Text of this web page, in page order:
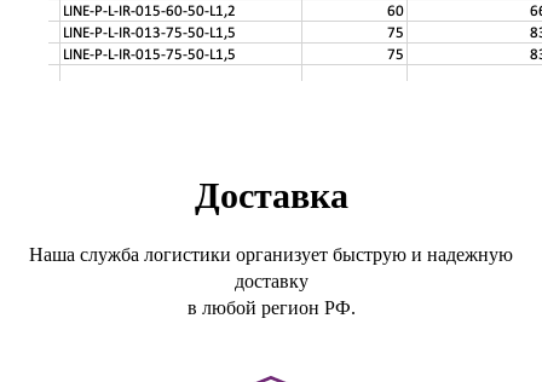
Доставка
Наша служба логистики организует быструю и надежную
доставку
в любой регион РФ.